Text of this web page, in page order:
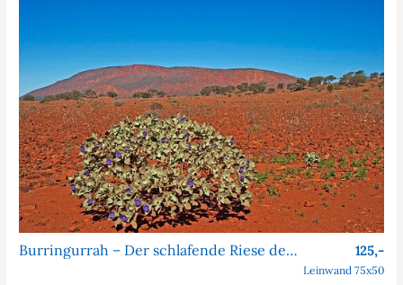
Burringurrah – Der schlafende Riese des Outbacks 125,-
Leinwand 75x50